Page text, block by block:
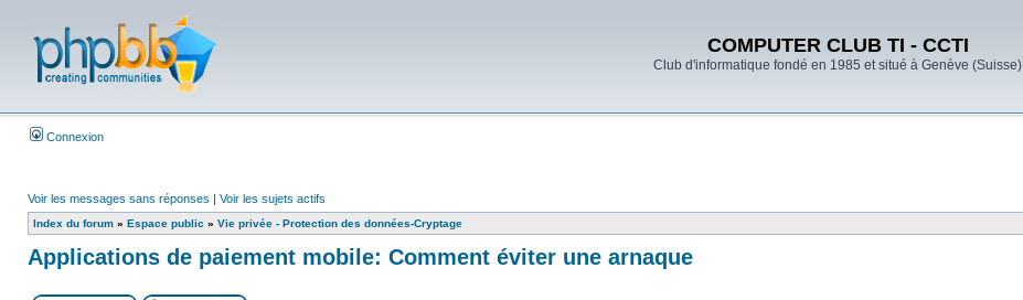
COMPUTER CLUB TI - CCTI
Club d'informatique fondé en 1985 et situé à Genève (Suisse)
Connexion
Voir les messages sans réponses | Voir les sujets actifs
Index du forum » Espace public » Vie privée - Protection des données-Cryptage
Applications de paiement mobile: Comment éviter une arnaque